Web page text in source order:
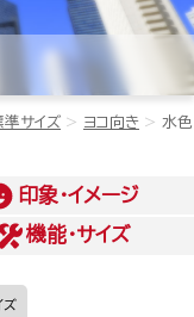
準サイズ ヨコ向き 水色
印象・イメージ
機能・サイズ
ズ